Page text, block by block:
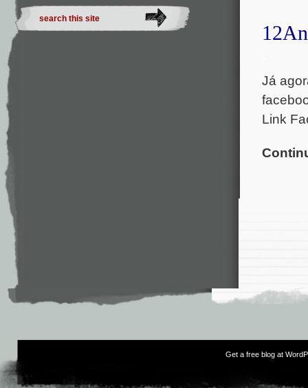
Já
Link
Get a free blog at